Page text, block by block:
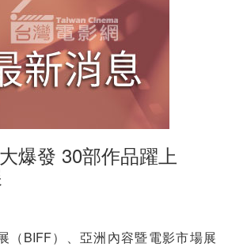
爆發 30部作品躍上
（BIFF）、亞洲內容暨電影市場展